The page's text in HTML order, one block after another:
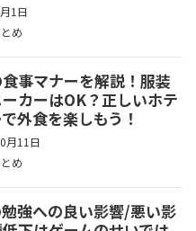
1日
め
事マナーを解説！服装
カーはOK？正しいホテ
外食を楽しもう！
月11日
め
強への良い影響/悪い影